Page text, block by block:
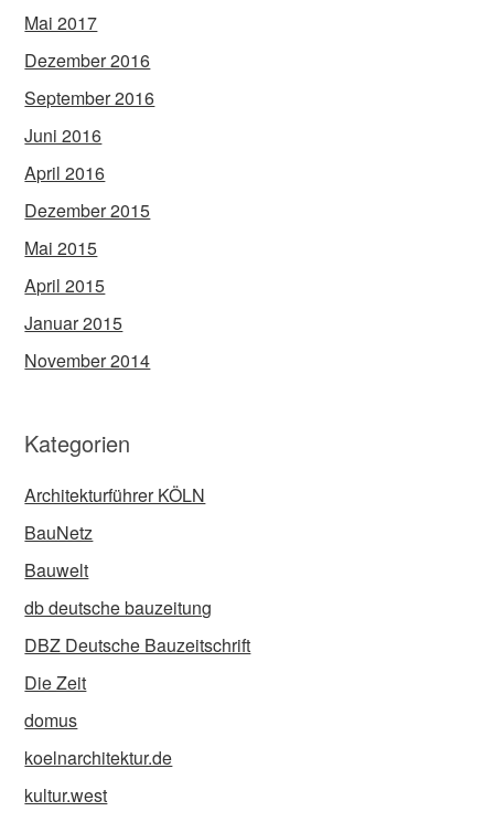
Mai 2017
Dezember 2016
September 2016
Juni 2016
April 2016
Dezember 2015
Mai 2015
April 2015
Januar 2015
November 2014
Kategorien
Architekturführer KÖLN
BauNetz
Bauwelt
db deutsche bauzeitung
DBZ Deutsche Bauzeitschrift
Die Zeit
domus
koelnarchitektur.de
kultur.west